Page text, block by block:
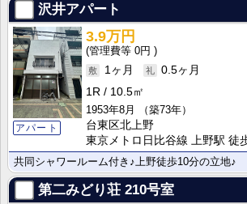
沢井アパート
アパート
3.9万円
0円
1ヶ月
0.5ヶ月
1R
10.5㎡
1953年8月
（築73年）
台東区北上野
東京メトロ日比谷線 上野駅 徒
共同シャワールーム付き♪上野徒歩10分の立地♪
第二みどり荘 210号室